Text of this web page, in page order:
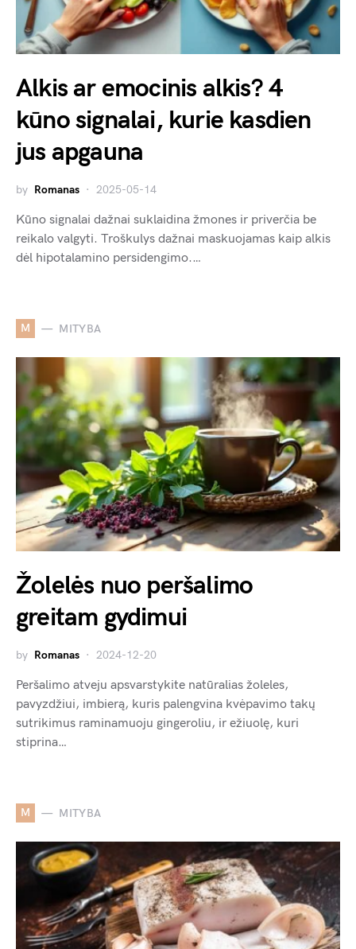
Alkis ar emocinis alkis? 4
kūno signalai, kurie kasdien
jus apgauna
by Romanas 2025-05-14
Kūno signalai dažnai suklaidina žmones ir priverčia be
reikalo valgyti. Troškulys dažnai maskuojamas kaip alkis
dėl hipotalamino persidengimo.…
M MITYBA
Žolelės nuo peršalimo
greitam gydimui
by Romanas 2024-12-20
Peršalimo atveju apsvarstykite natūralias žoleles,
pavyzdžiui, imbierą, kuris palengvina kvėpavimo takų
sutrikimus raminamuoju gingeroliu, ir ežiuolę, kuri
stiprina…
M MITYBA